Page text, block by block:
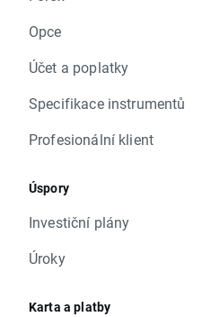
Opce
Účet a poplatky
Specifikace instrumentů
Profesionální klient
Úspory
Investiční plány
Úroky
Karta a platby